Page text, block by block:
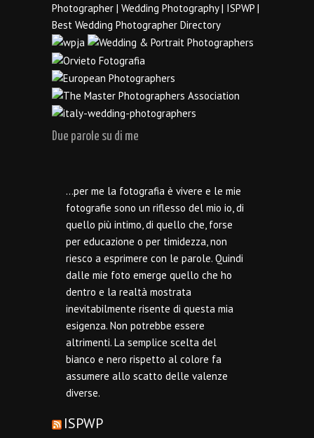
Due parole su di me
…per me la fotografia è vivere e le mie
fotografie sono un riflesso del mio io, di
quello più intimo, di quello che, forse
per educazione o per timidezza, non
riesco a esprimere con le parole. Quindi
dalle mie foto emerge quello che ho
dentro e la realtà mostrata
inevitabilmente risente di questa mia
esigenza. Non potrebbe essere
altrimenti. La semplice scelta del
bianco e nero rispetto al colore fa
assumere allo scatto delle valenze
diverse.
ISPWP